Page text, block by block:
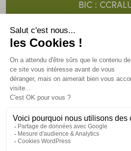
BIC :
Banque
LU91 0019 5055
© 2025 SOS Faim